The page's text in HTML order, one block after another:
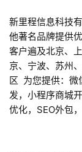
信
开
发
小
程
序
新里程信息科技
他著名品牌提供
客户遍及北京、
京、宁波、苏州
区 为您提供：微
发，小程序商城
优化，SEO外包